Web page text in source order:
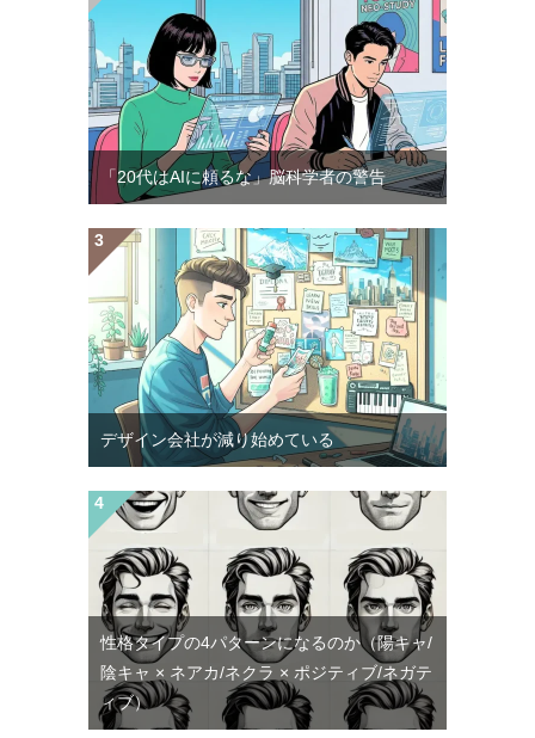
「20代はAIに頼るな」脳科学者の警告
デザイン会社が減り始めている
性格タイプの4パターンになるのか（陽キャ/
陰キャ × ネアカ/ネクラ × ポジティブ/ネガテ
ィブ）